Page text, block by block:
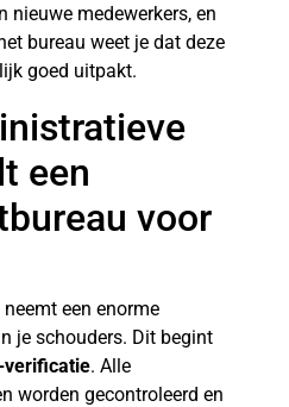
nieuwe medewerkers, en
bureau weet je dat deze
goed uitpakt.
een
voor
een enorme
je schouders. Dit begint
verificatie. Alle
worden gecontroleerd en